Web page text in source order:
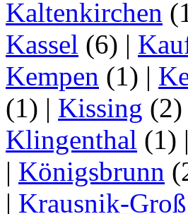
Kaltenkirchen
Kassel (6) |
Kempen (1) |
(1) | Kissing (2)
Klingenthal (1) |
| Königsbrunn
| Krausnik-